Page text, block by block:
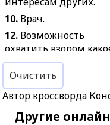
10. Врач.
12. Возможность
охватить взором
нибудь пространство.
13.Револьвер особой
системы с
вращающимся
барабаном.
Очистить
Автор кроссворда
Другие